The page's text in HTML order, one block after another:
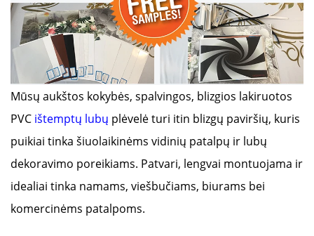
Mūsų aukštos kokybės, spalvingos, blizgios lakiruotos
PVC ištemptų lubų plėvelė turi itin blizgų paviršių, kuris
puikiai tinka šiuolaikinėms vidinių patalpų ir lubų
dekoravimo poreikiams. Patvari, lengvai montuojama ir
idealiai tinka namams, viešbučiams, biurams bei
komercinėms patalpoms.